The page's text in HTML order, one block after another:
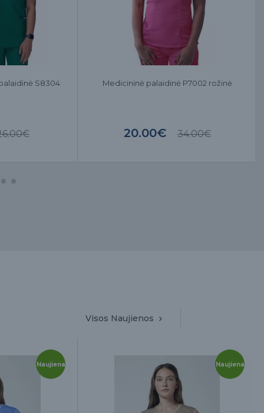
S8304 Medicininė palaidinė P7002 rožinė
20.00€ 34.00€
Visos Naujienos
Naujiena Naujiena